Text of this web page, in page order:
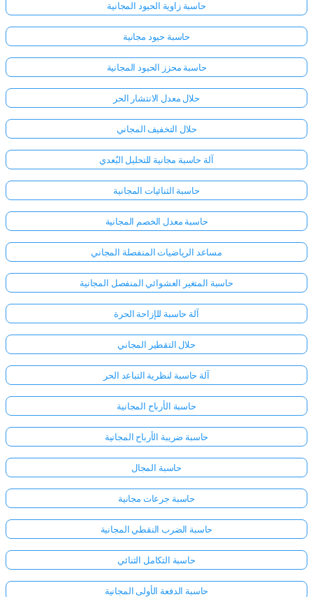
حاسبة زاوية الحيود المجانية
حاسبة حيود مجانية
حاسبة محزز الحيود المجانية
حلال معدل الانتشار الحر
حلال التخفيف المجاني
آلة حاسبة مجانية للتحليل البُعدي
حاسبة الثنائيات المجانية
حاسبة معدل الخصم المجانية
مساعد الرياضيات المنفصلة المجاني
حاسبة المتغير العشوائي المنفصل المجانية
آلة حاسبة للإزاحة الحرة
حلال التقطير المجاني
آلة حاسبة لنظرية التباعد الحر
حاسبة الأرباح المجانية
حاسبة ضريبة الأرباح المجانية
حاسبة المجال
حاسبة جرعات مجانية
حاسبة الضرب النقطي المجانية
حاسبة التكامل الثنائي
حاسبة الدفعة الأولى المجانية